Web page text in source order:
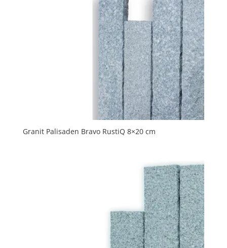
Granit Palisaden Bravo RustiQ 8×20 cm